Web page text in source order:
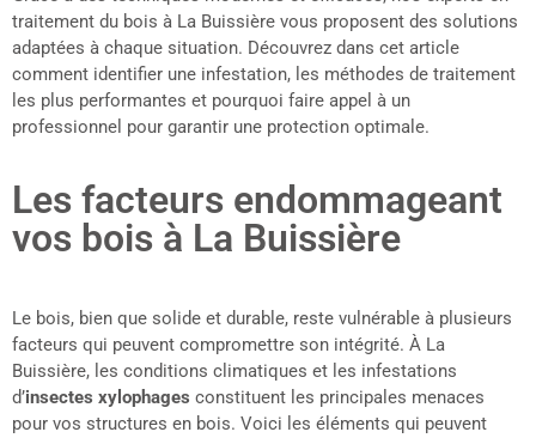
traitement du bois à La Buissière vous proposent des solutions
adaptées à chaque situation. Découvrez dans cet article
comment identifier une infestation, les méthodes de traitement
les plus performantes et pourquoi faire appel à un
professionnel pour garantir une protection optimale.
Les facteurs endommageant
vos bois à La Buissière
Le bois, bien que solide et durable, reste vulnérable à plusieurs
facteurs qui peuvent compromettre son intégrité. À La
Buissière, les conditions climatiques et les infestations
d’insectes xylophages constituent les principales menaces
pour vos structures en bois. Voici les éléments qui peuvent